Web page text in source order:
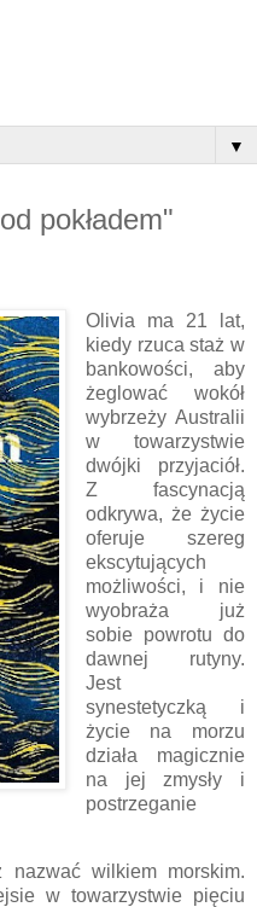
▼
pokładem"
Olivia ma 21 lat,
kiedy rzuca staż w
bankowości, aby
żeglować wokół
wybrzeży Australii
w towarzystwie
dwójki przyjaciół.
Z fascynacją
odkrywa, że życie
oferuje szereg
ekscytujących
możliwości, i nie
wyobraża już
sobie powrotu do
dawnej rutyny.
Jest
synestetyczką i
życie na morzu
działa magicznie
na jej zmysły i
postrzeganie
wilkiem morskim.
w towarzystwie pięciu